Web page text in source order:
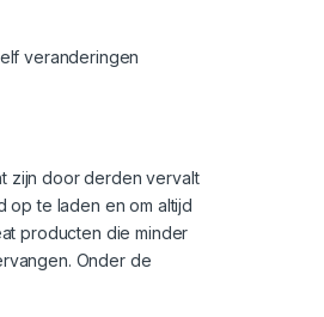
veranderingen
zijn door derden vervalt
op te laden en om altijd
producten die minder
Onder de